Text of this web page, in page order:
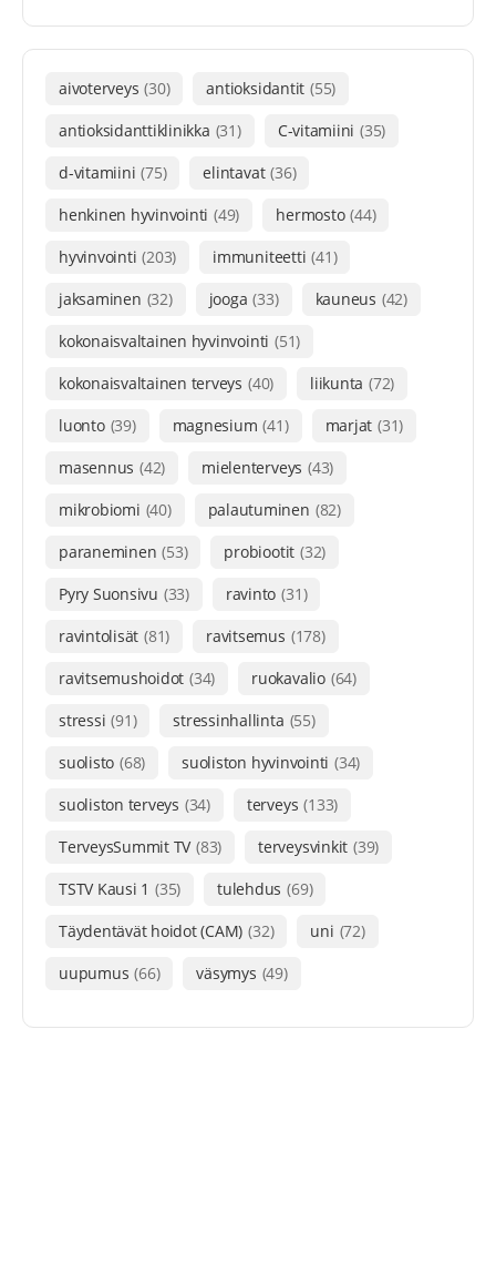
aivoterveys (30) antioksidantit (55)
antioksidanttiklinikka (31) C-vitamiini (35)
d-vitamiini (75) elintavat (36)
henkinen hyvinvointi (49) hermosto (44)
hyvinvointi (203) immuniteetti (41)
jaksaminen (32) jooga (33) kauneus (42)
kokonaisvaltainen hyvinvointi (51)
kokonaisvaltainen terveys (40) liikunta (72)
luonto (39) magnesium (41) marjat (31)
masennus (42) mielenterveys (43)
mikrobiomi (40) palautuminen (82)
paraneminen (53) probiootit (32)
Pyry Suonsivu (33) ravinto (31)
ravintolisät (81) ravitsemus (178)
ravitsemushoidot (34) ruokavalio (64)
stressi (91) stressinhallinta (55)
suolisto (68) suoliston hyvinvointi (34)
suoliston terveys (34) terveys (133)
TerveysSummit TV (83) terveysvinkit (39)
TSTV Kausi 1 (35) tulehdus (69)
Täydentävät hoidot (CAM) (32) uni (72)
uupumus (66) väsymys (49)